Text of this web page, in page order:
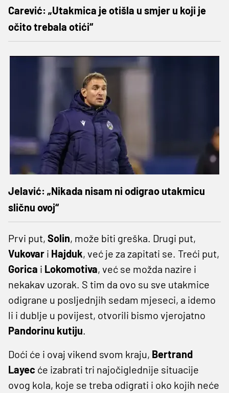
Carević: „Utakmica je otišla u smjer u koji je
očito trebala otići“
Jelavić: „Nikada nisam ni odigrao utakmicu
sličnu ovoj“
Prvi put, Solin, može biti greška. Drugi put,
Vukovar i Hajduk, već je za zapitati se. Treći put,
Gorica i Lokomotiva, već se možda nazire i
nekakav uzorak. S tim da ovo su sve utakmice
odigrane u posljednjih sedam mjeseci, a idemo
li i dublje u povijest, otvorili bismo vjerojatno
Pandorinu kutiju.
Doći će i ovaj vikend svom kraju, Bertrand
Layec će izabrati tri najočiglednije situacije
ovog kola, koje se treba odigrati i oko kojih neće